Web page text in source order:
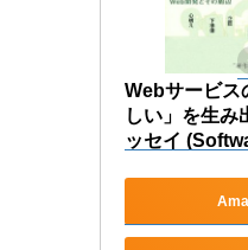
Webサービス
しい」を生み
ッセイ